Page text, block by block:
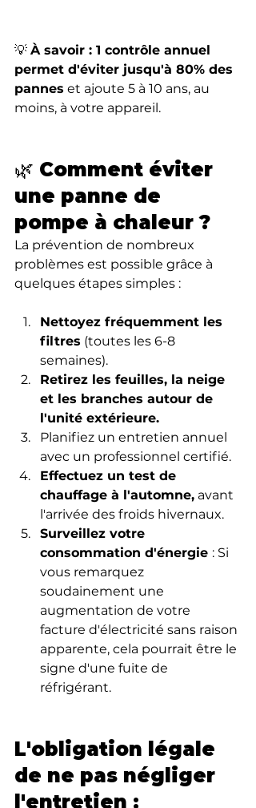
💡 À savoir : 1 contrôle annuel
permet d'éviter jusqu'à 80% des
pannes et ajoute 5 à 10 ans, au
moins, à votre appareil.
🌿 Comment éviter
une panne de
pompe à chaleur ?
La prévention de nombreux
problèmes est possible grâce à
quelques étapes simples :
Nettoyez fréquemment les
filtres (toutes les 6-8
semaines).
Retirez les feuilles, la neige
et les branches autour de
l'unité extérieure.
Planifiez un entretien annuel
avec un professionnel certifié.
Effectuez un test de
chauffage à l'automne, avant
l'arrivée des froids hivernaux.
Surveillez votre
consommation d'énergie : Si
vous remarquez
soudainement une
augmentation de votre
facture d'électricité sans raison
apparente, cela pourrait être le
signe d'une fuite de
réfrigérant.
L'obligation légale
de ne pas négliger
l'entretien :